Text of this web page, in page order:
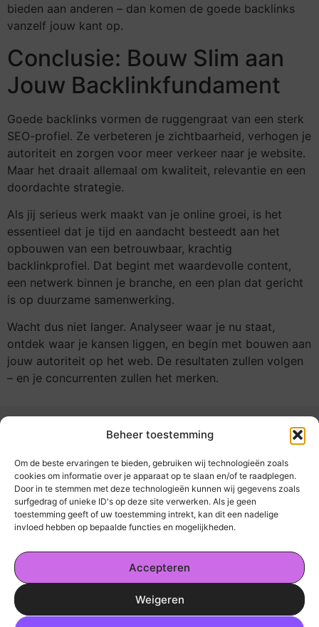
Beheer toestemming
Om de beste ervaringen te bieden, gebruiken wij technologieën zoals
cookies om informatie over je apparaat op te slaan en/of te raadplegen.
Door in te stemmen met deze technologieën kunnen wij gegevens zoals
surfgedrag of unieke ID's op deze site verwerken. Als je geen
toestemming geeft of uw toestemming intrekt, kan dit een nadelige
invloed hebben op bepaalde functies en mogelijkheden.
Accepteren
Weigeren
Ga Naar
bieden aan anderen – dan komen de goede backlinks
vanzelf jouw kant op.
Conclusie: Bouw Slim aan
Jouw Backlinkfundament
Goede backlinks vormen de ruggengraat van een sterk
SEO-profiel. Ze verbeteren je zichtbaarheid, verhogen je
autoriteit en zorgen voor meer verkeer naar je website.
Maar het draait allemaal om kwaliteit, relevantie en een
doordachte strategie.
Als jij serieus werk maakt van je online groei, is het
essentieel dat je tijd en aandacht besteedt aan het
opbouwen van een betrouwbaar, krachtig
backlinkprofiel. Dat begint met waardevolle content,
een netwerk binnen je branche, en een plan dat gericht
is op duurzame samenwerking.
Wacht dus niet langer. Analyseer waar je nu staat,
ontdek waar je kansen liggen, en begin met bouwen aan
jouw autoriteit op het web. De resultaten zullen volgen
– en je concurrenten zullen het merken.
kickinsite.nl – Echt, eerlijk, alles wat telt.
Een verzameling van blogs en artikelen die
een breed scala aan onderwerpen uit het
dagelijks leven behandelen.